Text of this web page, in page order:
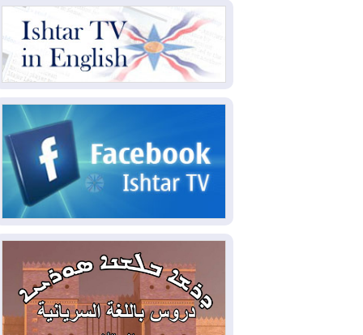
2026-08-05
لمدة عام.. بدء توريد 100
مليون قدم مكعب يومياً من غاز كورمور في
إقليم كوردستان إلى وزارة الكهرباء العراقية
ملامح أخطر التحديات التي تواجه العراق
2026-08-05
حرائق فرنسا.. توقيف 402
شخص بينهم 156 قاصرا منذ بداية موسم
الحرائق
2026-08-04سومو: إنتاج النفط في إقليم
كوردستان انخفض إلى أقل من 10%
2026-08-04ملفات حقبة الكاظمي تعود إلى
الواجهة.. أنباء عن مراجعات قضائية
وتحقيقات أوسع في قضايا فساد